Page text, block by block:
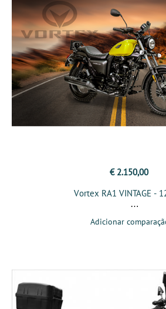
€ 2.150,00
Vortex RA1 VINTAGE -
Adicionar